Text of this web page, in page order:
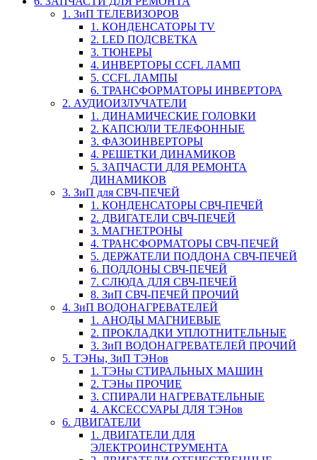
1. ЗиП ТЕЛЕВИЗОРОВ
1. КОНДЕНСАТОРЫ TV
2. LED ПОДСВЕТКА
3. ТЮНЕРЫ
4. ИНВЕРТОРЫ CCFL ЛАМП
5. CCFL ЛАМПЫ
6. ТРАНСФОРМАТОРЫ ИНВЕРТОРА
2. АУДИОИЗЛУЧАТЕЛИ
1. ДИНАМИЧЕСКИЕ ГОЛОВКИ
2. КАПСЮЛИ ТЕЛЕФОННЫЕ
3. ФАЗОИНВЕРТОРЫ
4. РЕШЕТКИ ДИНАМИКОВ
5. ЗАПЧАСТИ ДЛЯ РЕМОНТА
ДИНАМИКОВ
3. ЗиП для СВЧ-ПЕЧЕЙ
1. КОНДЕНСАТОРЫ СВЧ-ПЕЧЕЙ
2. ДВИГАТЕЛИ СВЧ-ПЕЧЕЙ
3. МАГНЕТРОНЫ
4. ТРАНСФОРМАТОРЫ СВЧ-ПЕЧЕЙ
5. ДЕРЖАТЕЛИ ПОДДОНА СВЧ-ПЕЧЕЙ
6. ПОДДОНЫ СВЧ-ПЕЧЕЙ
7. СЛЮДА ДЛЯ СВЧ-ПЕЧЕЙ
8. ЗиП СВЧ-ПЕЧЕЙ ПРОЧИЙ
4. ЗиП ВОДОНАГРЕВАТЕЛЕЙ
1. АНОДЫ МАГНИЕВЫЕ
2. ПРОКЛАДКИ УПЛОТНИТЕЛЬНЫЕ
3. ЗиП ВОДОНАГРЕВАТЕЛЕЙ ПРОЧИЙ
5. ТЭНы, ЗиП ТЭНов
1. ТЭНы СТИРАЛЬНЫХ МАШИН
2. ТЭНы ПРОЧИЕ
3. СПИРАЛИ НАГРЕВАТЕЛЬНЫЕ
4. АКСЕССУАРЫ ДЛЯ ТЭНов
6. ДВИГАТЕЛИ
1. ДВИГАТЕЛИ ДЛЯ
ЭЛЕКТРОИНСТРУМЕНТА